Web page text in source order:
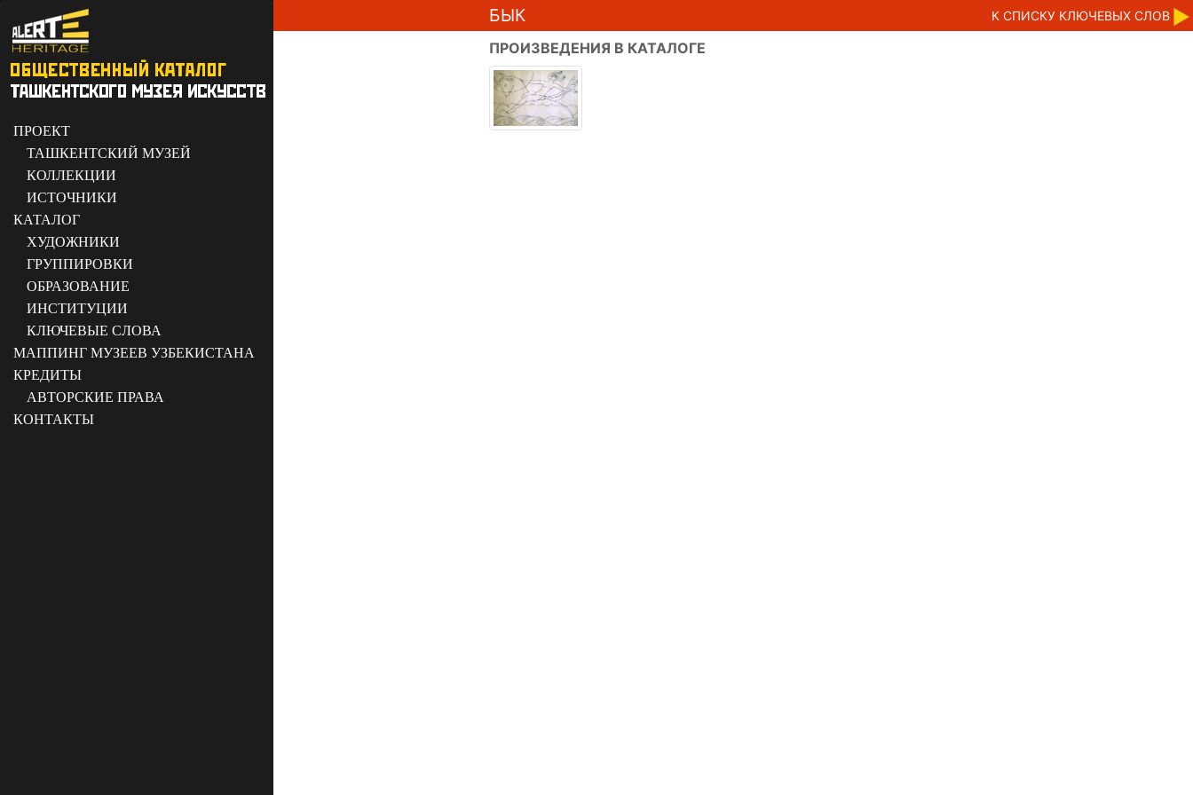
ПРОЕКТ
ТАШКЕНТСКИЙ МУЗЕЙ
КОЛЛЕКЦИИ
ИСТОЧНИКИ
КАТАЛОГ
ХУДОЖНИКИ
ГРУППИРОВКИ
ОБРАЗОВАНИЕ
ИНСТИТУЦИИ
КЛЮЧЕВЫЕ СЛОВА
МАППИНГ МУЗЕЕВ УЗБЕКИСТАНА
КРЕДИТЫ
АВТОРСКИЕ ПРАВА
КОНТАКТЫ
БЫК К CПИСКУ КЛЮЧЕВЫХ СЛОВ
ПРОИЗВЕДЕНИЯ В КАТАЛОГЕ